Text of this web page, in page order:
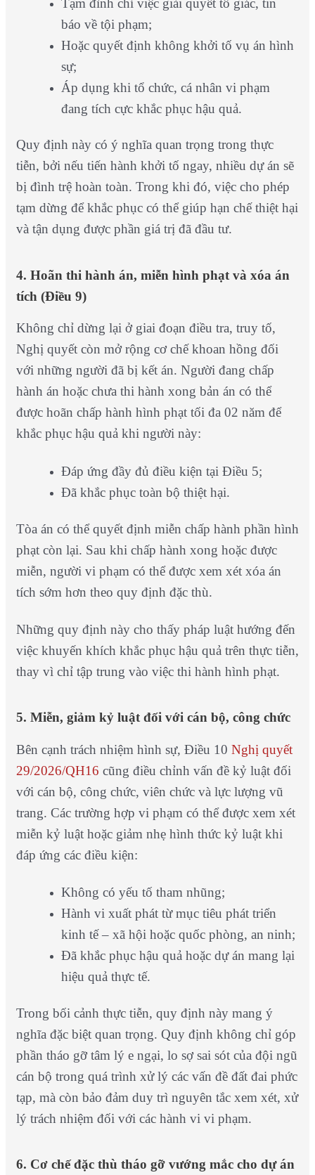
báo về tội phạm;
Hoặc quyết định không khởi tố vụ án hình
sự;
Áp dụng khi tổ chức, cá nhân vi phạm
đang tích cực khắc phục hậu quả.
Quy định này có ý nghĩa quan trọng trong thực
tiễn, bởi nếu tiến hành khởi tố ngay, nhiều dự án sẽ
bị đình trệ hoàn toàn. Trong khi đó, việc cho phép
tạm dừng để khắc phục có thể giúp hạn chế thiệt hại
và tận dụng được phần giá trị đã đầu tư.
4. Hoãn thi hành án, miễn hình phạt và xóa án
tích (Điều 9)
Không chỉ dừng lại ở giai đoạn điều tra, truy tố,
Nghị quyết còn mở rộng cơ chế khoan hồng đối
với những người đã bị kết án. Người đang chấp
hành án hoặc chưa thi hành xong bản án có thể
được hoãn chấp hành hình phạt tối đa 02 năm để
khắc phục hậu quả khi người này:
Đáp ứng đầy đủ điều kiện tại Điều 5;
Đã khắc phục toàn bộ thiệt hại.
Tòa án có thể quyết định miễn chấp hành phần hình
phạt còn lại. Sau khi chấp hành xong hoặc được
miễn, người vi phạm có thể được xem xét xóa án
tích sớm hơn theo quy định đặc thù.
Những quy định này cho thấy pháp luật hướng đến
việc khuyến khích khắc phục hậu quả trên thực tiễn,
thay vì chỉ tập trung vào việc thi hành hình phạt.
5. Miễn, giảm kỷ luật đối với cán bộ, công chức
Bên cạnh trách nhiệm hình sự, Điều 10 Nghị quyết
29/2026/QH16 cũng điều chỉnh vấn đề kỷ luật đối
với cán bộ, công chức, viên chức và lực lượng vũ
trang. Các trường hợp vi phạm có thể được xem xét
miễn kỷ luật hoặc giảm nhẹ hình thức kỷ luật khi
đáp ứng các điều kiện:
Không có yếu tố tham nhũng;
Hành vi xuất phát từ mục tiêu phát triển
kinh tế – xã hội hoặc quốc phòng, an ninh;
Đã khắc phục hậu quả hoặc dự án mang lại
hiệu quả thực tế.
Trong bối cảnh thực tiễn, quy định này mang ý
nghĩa đặc biệt quan trọng. Quy định không chỉ góp
phần tháo gỡ tâm lý e ngại, lo sợ sai sót của đội ngũ
cán bộ trong quá trình xử lý các vấn đề đất đai phức
tạp, mà còn bảo đảm duy trì nguyên tắc xem xét, xử
lý trách nhiệm đối với các hành vi vi phạm.
6. Cơ chế đặc thù tháo gỡ vướng mắc cho dự án